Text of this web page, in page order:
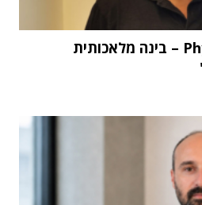
"העתיד הוא Physical AI – בינה מלאכותית